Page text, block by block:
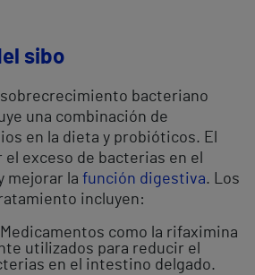
sibo
bacteriano
una combinación de
en la dieta y probióticos. El
exceso de bacterias en el
mejorar la función digestiva. Los
incluyen:
como la rifaximina
utilizados para reducir el
en el intestino delgado.